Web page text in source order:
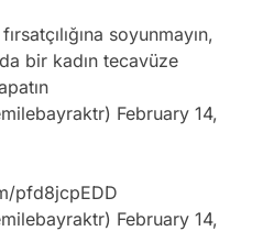
soyunmayın,
bir kadın tecavüze
February 14,
pfd8jcpEDD
February 14,